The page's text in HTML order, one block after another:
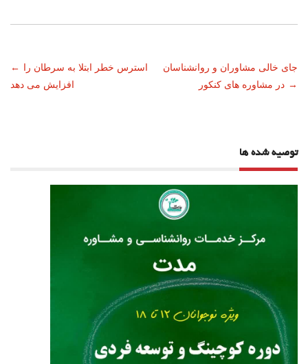
ناوبری
نوشته
← استرس خطر ابتلا به سرطان را
افزایش می دهد
جای خالی مشاوران و روانشناسان
در مشاوره های کنکور →
توصیه شده ها